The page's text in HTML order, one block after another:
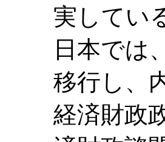
実してい
日本では
移行し、
経済財政